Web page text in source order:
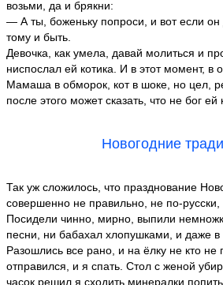
возьми, да и брякни:
— А ты, боженьку попроси, и вот если он
тому и быть.
Девочка, как умела, давай молиться и
ниспослал ей котика. И в этот момент, в
Мамаша в обморок, кот в шоке, но цел,
после этого может сказать, что не бог ей
Новогодние
Так уж сложилось, что празднование
совершенно не правильно, не по-русски,
Посидели чинно, мирно, выпили
песни, ни бабахал хлопушками, и даже в
Разошлись все рано, и на ёлку не кто
отправился, и я спать. Стол с женой
часок решил я сходить минералки